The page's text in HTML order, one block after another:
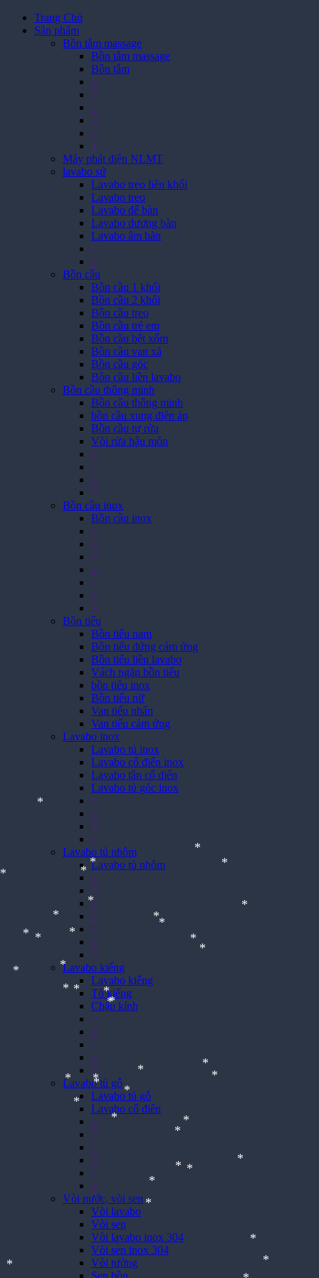
*
*
*
*
*
*
*
*
Trang Chủ
Sản phẩm
Bồn tắm massage
Bồn tắm massage
Bồn tắm
>
>
>
>
>
>
Máy phát điện NLMT
lavabo sứ
Lavabo treo liên khối
Lavabo treo
Lavabo để bàn
Lavabo dương bàn
Lavabo âm bàn
>
>
Bồn cầu
Bồn cầu 1 khối
Bồn cầu 2 khối
Bồn cầu treo
Bồn cầu trẻ em
Bồn cầu bệt xổm
Bồn cầu van xả
Bồn cầu góc
Bồn cầu liền lavabo
Bồn cầu thông minh
Bồn cầu thông minh
bồn cầu xung điện áp
Bồn cầu tự rửa
Vòi rửa hậu môn
>
>
>
>
Bồn cầu inox
Bồn cầu inox
>
>
>
>
>
>
>
Bồn tiểu
Bồn tiểu nam
Bồn tiểu đứng cảm ứng
Bồn tiểu liền lavabo
Vách ngăn bồn tiểu
bồn tiểu inox
Bồn tiểu nữ
Van tiểu nhấn
Van tiểu cảm ứng
Lavabo inox
Lavabo tủ inox
Lavabo cổ điển inox
Lavabo tân cổ điển
Lavabo tủ góc inox
>
>
>
>
Lavabo tủ nhôm
Lavabo tủ nhôm
>
>
>
>
>
>
>
Lavabo kiếng
Lavabo kiếng
Tô kiếng
Chậu kính
>
>
>
>
>
Lavabo tủ gỗ
Lavabo tủ gỗ
Lavabo cổ điển
>
>
>
>
>
>
Vòi nước, vòi sen
Vòi lavabo
Vòi sen
Vòi lavabo inox 304
Vòi sen inox 304
Vòi tường
Sen bồn